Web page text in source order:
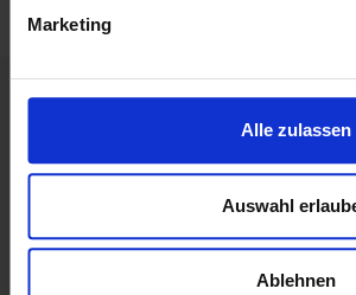
Marketing
Alle zulassen
Auswahl
Ablehnen
Wichtige
Projekte
1,200+
Kunden